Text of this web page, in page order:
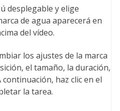
desplegable y elige
de agua aparecerá en
del vídeo.
los ajustes de la marca
el tamaño, la duración,
haz clic en el
la tarea.